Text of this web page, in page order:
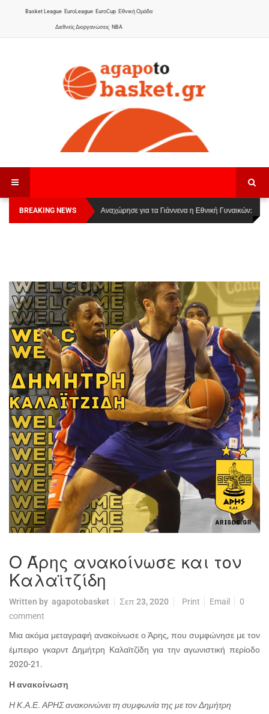
Basket League EuroLeague EuroCup Εθνική Ομάδα
Διεθνείς Διοργανώσεις NBA
BREAKING NEWS
Οι Πάνθηρες Καβάλας στην Women Basketball
League 1
Αναχώρησε για τα Γιάννενα η Εθνική Γυναικών:
Ο Άρης ανακοίνωσε και τον
Καλαϊτζίδη
Written by agapotobasket Σεπ 23, 2020 Print Email
0
comment
Μια ακόμα μεταγραφή ανακοίνωσε ο Άρης, που συμφώνησε με τον
έμπειρο γκαρντ Δημήτρη Καλαϊτζίδη για την αγωνιστική περίοδο
2020-21.
Η ανακοίνωση
Η Κ.Α.Ε. ΑΡΗΣ ανακοινώνει τη συμφωνία της με τον Δημήτρη